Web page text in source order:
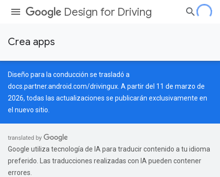
Design for Driving
Crea apps
Diseño para la conducción se trasladó a
docs.partner.android.com/drivingux . A partir del 11 de marzo de
2026, todas las actualizaciones se publicarán exclusivamente en
el nuevo sitio.
Google utiliza tecnología de IA para traducir contenido a tu idioma
preferido. Las traducciones realizadas con IA pueden contener
errores.